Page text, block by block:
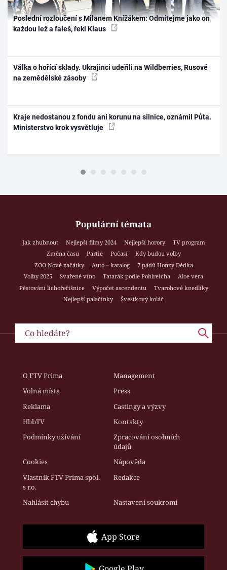
Poslední rozloučení s Milanem Knížákem: Odmítejme jako on
každou lež a faleš, řekl Klaus
Válka o hořící sklady. Ukrajinci udeřili na Wildberries, Rusové
na zemědělské zásoby
Kraje nedostanou z fondu ani korunu na silnice, oznámil Půta.
Ministerstvo krok vysvětluje
Populární témata
Jak zhubnout Nejlepší filmy 2024 Nejlepší horory
TV program
Změna času
Partie Počasí
Kdy budou volby
ZOO Nové začátky
Auto – katalog
7 pádů Honzy Dědka
Volby 2025
Svařené víno Tatarák podle Pohlreicha
Aloe vera
Pěstování lichořeřišnice
Výpočet ascendentu
Tvarohové knedlíky
Nejlepší palačinky
Švestkový koláč
O FTV Prima
Management
Volná místa
Press
Reklama
Castingy a výzvy
HbbTV
Kontakty
Podmínky užívání
Zpracování osobních
údajů
Cookies
Nápověda
Vlastník FTV Prima spol.
s r.o.
Redakce
Nahlásit chybu Nastavení soukromí
App Store